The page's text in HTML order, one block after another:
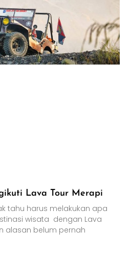
Lava Tour Merapi
tahu harus melakukan apa
wisata dengan Lava
alasan belum pernah